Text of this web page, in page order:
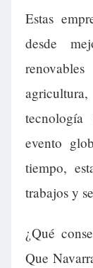
Estas
desde
evento
tiempo,
trabajos y
¿Qué
Que